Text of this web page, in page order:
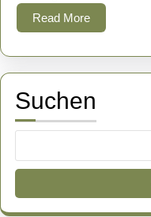
Read MoreRead
More
Suchen